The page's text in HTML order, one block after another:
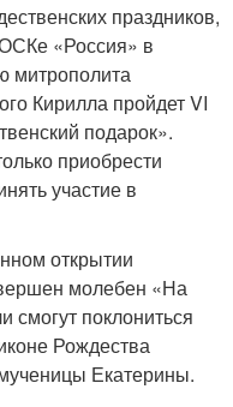
праздников,
«Россия» в
митрополита
Кирилла пройдет VI
подарок».
приобрести
участие в
открытии
молебен «На
смогут поклониться
Рождества
Екатерины.